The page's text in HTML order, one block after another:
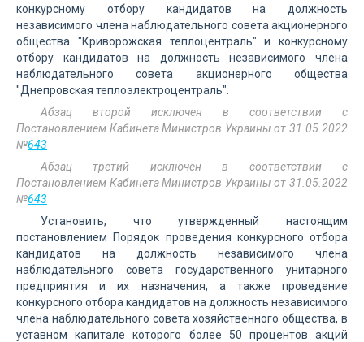
конкурсному отбору кандидатов на должность
независимого члена наблюдательного совета акционерного
общества "Криворожская теплоцентраль" и конкурсному
отбору кандидатов на должность независимого члена
наблюдательного совета акционерного общества
"Днепровская теплоэлектроцентраль".
Абзац второй исключен в соответствии с
Постановлением Кабинета Министров Украины от 31.05.2022
№643
Абзац третий исключен в соответствии с
Постановлением Кабинета Министров Украины от 31.05.2022
№643
Установить, что утвержденный настоящим
постановлением Порядок проведения конкурсного отбора
кандидатов на должность независимого члена
наблюдательного совета государственного унитарного
предприятия и их назначения, а также проведение
конкурсного отбора кандидатов на должность независимого
члена наблюдательного совета хозяйственного общества, в
уставном капитале которого более 50 процентов акций